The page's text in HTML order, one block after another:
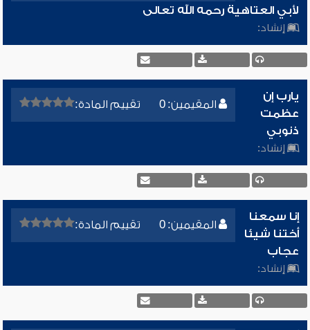
لأبي العتاهية رحمه الله تعالى
إنشاد:
المقيمين: 0 تقييم المادة:
يارب إن
عظمت
ذنوبي
إنشاد:
المقيمين: 0 تقييم المادة:
إنا سمعنا
أختنا شيئا
عجاب
إنشاد: